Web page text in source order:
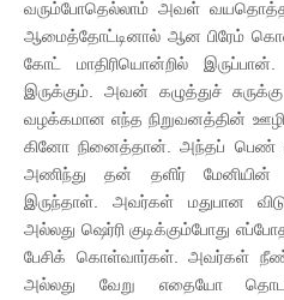
வரும்போதெல்லாம் அவள்
ஆமைத்தோட்டினால் ஆன பிரேம்
கோட் மாதிரியொன்றில்
இருக்கும். அவன் கழுத்துச்
வழக்கமான எந்த நிறுவனத்தின்
கினோ நினைத்தான். அந்தப் பெண்
அணிந்து தன் தளிர் மேனியின்
இருந்தாள். அவர்கள் மதுபான
அல்லது ஷெர்ரி குடிக்கும்போது
பேசிக் கொள்வார்கள். அவர்கள்
அல்லது வேறு எதையோ